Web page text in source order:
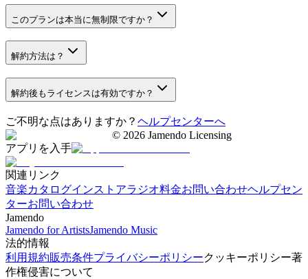
このプランは本当に無制限ですか？
解約方法は？
解約後もライセンスは有効ですか？
ご不明な点はありますか？ ヘルプセンターへ
© 2026 Jamendo Licensing
アプリを入手
関連リンク
音楽カタログインストアラジオ料金お問い合わせヘルプセン
ターお問い合わせ
Jamendo
Jamendo for ArtistsJamendo Music
法的情報
利用規約販売条件プライバシーポリシークッキーポリシー著
作権侵害について